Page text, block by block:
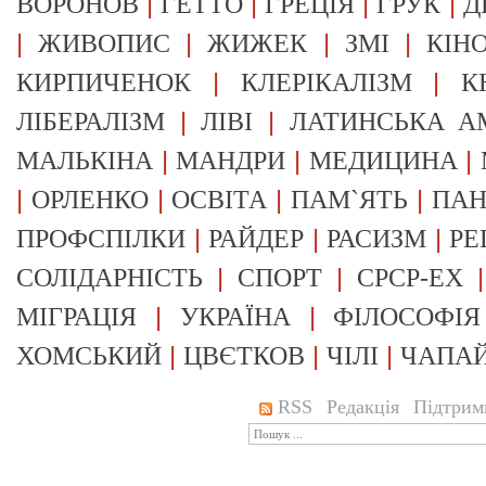
|ЖИВОПИС |ЖИЖЕК | ЗМІ |
КИРПИЧЕНОК | КЛЕРІКАЛІЗМ|
ЛІБЕРАЛІЗМ |ЛІВІ | ЛАТИНСЬКА
МАЛЬКІНА |МАНДРИ | МЕДИЦИНА |
| ОРЛЕНКО| ОСВІТА |ПАМ`ЯТЬ |
ПРОФСПІЛКИ |РАЙДЕР |РАСИЗМ |
СОЛІДАРНІСТЬ | СПОРТ | СРСР-EX
МІГРАЦІЯ | УКРАЇНА | ФІЛОСОФІЯ
ХОМСЬКИЙ | ЦВЄТКОВ | ЧІЛІ |
RSS Редакція